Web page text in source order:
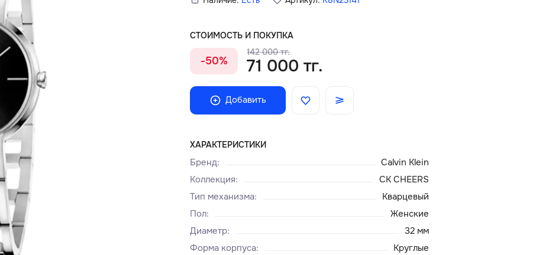
СТОИМОСТЬ И ПОКУПКА
-50%
142 000 тг.
71 000 тг.
Добавить
ХАРАКТЕРИСТИКИ
Бренд:
Calvin Klein
Коллекция:
CK CHEERS
Тип механизма:
Кварцевый
Пол:
Женские
Диаметр:
32 мм
Форма корпуса:
Круглые
Главная
О нас
Доставка и оплата